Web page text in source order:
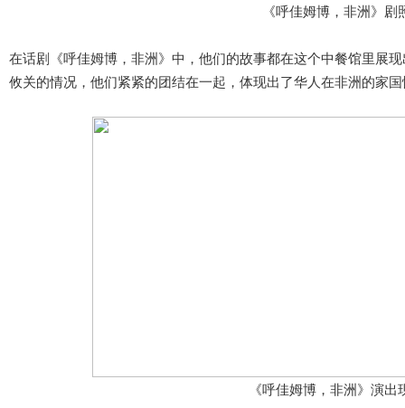
《呼佳姆博，非洲》 剧
在话剧《呼佳姆博，非洲》中，他们的故事都在这个中餐馆里展
攸关的情况，他们紧紧的团结在一起，体现出了华人在非洲的家
《呼佳姆博，非洲》 演出